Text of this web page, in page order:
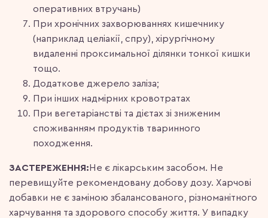
оперативних втручань)
При хронічних захворюваннях кишечнику
(наприклад целіакії, спру), хірургічному
видаленні проксимальної ділянки тонкої кишки
тощо.
Додаткове джерело заліза;
При інших надмірних кровотратах
При вегетаріанстві та дієтах зі зниженим
споживанням продуктів тваринного
походження.
ЗАСТЕРЕЖЕННЯ: Не є лікарським засобом. Не
перевищуйте рекомендовану добову дозу. Харчові
добавки не є заміною збалансованого, різноманітного
харчування та здорового способу життя. У випадку